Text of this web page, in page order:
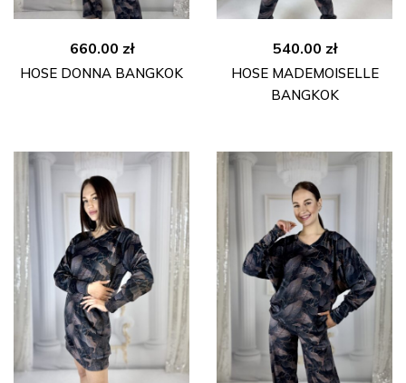
660.00 zł
HOSE DONNA BANGKOK
540.00 zł
HOSE MADEMOISELLE
BANGKOK